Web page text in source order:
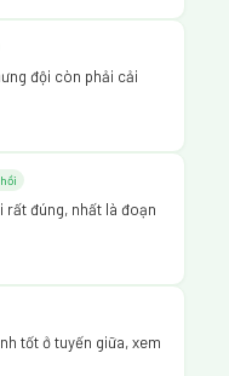
đội còn phải cải
rất đúng, nhất là đoạn
tốt ở tuyến giữa, xem